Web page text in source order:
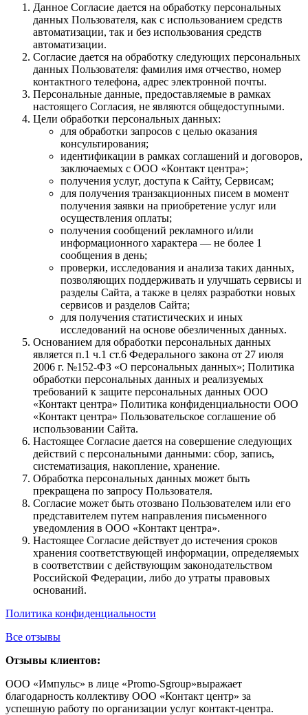
Данное Согласие дается на обработку персональных
данных Пользователя, как с использованием средств
автоматизации, так и без использования средств
автоматизации.
Согласие дается на обработку следующих персональных
данных Пользователя: фамилия имя отчество, номер
контактного телефона, адрес электронной почты.
Персональные данные, предоставляемые в рамках
настоящего Согласия, не являются общедоступными.
Цели обработки персональных данных:
для обработки запросов с целью оказания
консультирования;
идентификации в рамках соглашений и договоров,
заключаемых с ООО «Контакт центра»;
получения услуг, доступа к Сайту, Сервисам;
для получения транзакционных писем в момент
получения заявки на приобретение услуг или
осуществления оплаты;
получения сообщений рекламного и/или
информационного характера — не более 1
сообщения в день;
проверки, исследования и анализа таких данных,
позволяющих поддерживать и улучшать сервисы и
разделы Сайта, а также в целях разработки новых
сервисов и разделов Сайта;
для получения статистических и иных
исследований на основе обезличенных данных.
Основанием для обработки персональных данных
является п.1 ч.1 ст.6 Федерального закона от 27 июля
2006 г. №152-ФЗ «О персональных данных»; Политика
обработки персональных данных и реализуемых
требований к защите персональных данных ООО
«Контакт центра» Политика конфиденциальности ООО
«Контакт центра» Пользовательское соглашение об
использовании Сайта.
Настоящее Согласие дается на совершение следующих
действий с персональными данными: сбор, запись,
систематизация, накопление, хранение.
Обработка персональных данных может быть
прекращена по запросу Пользователя.
Согласие может быть отозвано Пользователем или его
представителем путем направления письменного
уведомления в ООО «Контакт центра».
Настоящее Согласие действует до истечения сроков
хранения соответствующей информации, определяемых
в соответствии с действующим законодательством
Российской Федерации, либо до утраты правовых
оснований.
Политика конфиденциальности
Все отзывы
Отзывы клиентов:
ООО «Импульс» в лице «Promo-Sgroup»выражает
благодарность коллективу ООО «Контакт центр» за
успешную работу по организации услуг контакт-центра.